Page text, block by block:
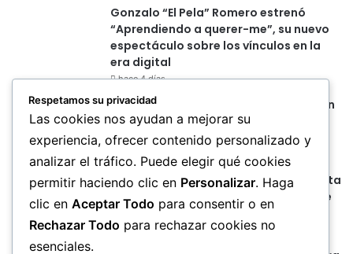
Gonzalo “El Pela” Romero estrenó
“Aprendiendo a querer-me”, su nuevo
espectáculo sobre los vínculos en la
era digital
hace 4 días
“Manifestum” suma conversatorios en
el Teatro San Martín para abrir el
diálogo con el público
hace 4 días
Yas abre una nueva etapa con “Distinta
(Sesión en Vivo)”, un retrato íntimo de
sus veintitantos
hace 4 días
Respetamos su privacidad
Las cookies nos ayudan a mejorar su
experiencia, ofrecer contenido personalizado y
analizar el tráfico. Puede elegir qué cookies
permitir haciendo clic en Personalizar. Haga
clic en Aceptar Todo para consentir o en
Rechazar Todo para rechazar cookies no
esenciales.